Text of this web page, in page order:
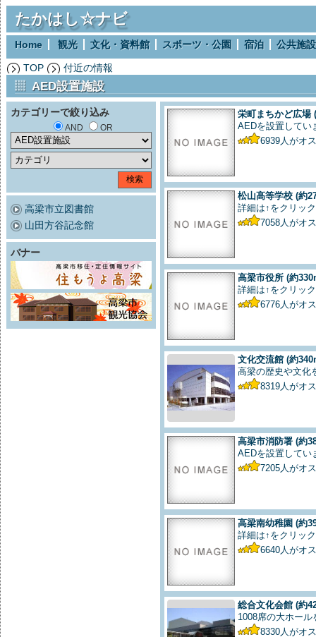
たかはし☆ナビ
Home 観光 文化・資料館 スポーツ・公園 宿泊 公共施設
TOP 付近の情報
AED設置施設
カテゴリーで絞り込み
AND OR
高梁市立図書館
山田方谷記念館
バナー
栄町まちかど広場
AEDを設置してい
6939 人がオ
松山高等学校 (約
詳細は↑をクリック
7058 人がオ
高梁市役所 (約
詳細は↑をクリック
6776 人がオ
文化交流館 (約
高梁の歴史や文
8319 人がオ
高梁市消防署 (約
AEDを設置してい
7205 人がオ
高梁南幼稚園 (約
詳細は↑をクリック
6640 人がオ
総合文化会館 (約
1008席の大ホー
8330 人がオ